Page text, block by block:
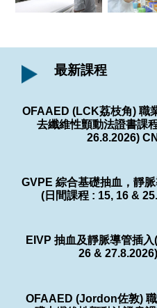
最新課程
OFAAED (LCK荔枝角) 職
去纖維性顫動法證書課
26.8.2026)
GVPE 綜合基礎抽血，靜
(日間課程 : 15, 16 &
EIVP 抽血及靜脈導管插
26 &
OFAAED (Jordon佐敦)